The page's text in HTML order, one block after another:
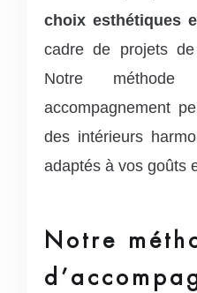
choix esthétiques
cadre de projets de
Notre
accompagnement
des intérieurs
adaptés à vos goûts
Notre